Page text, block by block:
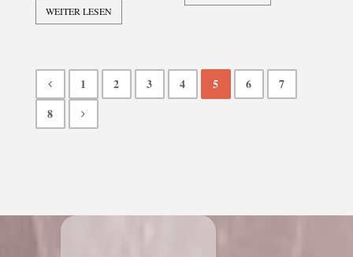
WEITER LESEN
1 2 3 4 5 6
7
8